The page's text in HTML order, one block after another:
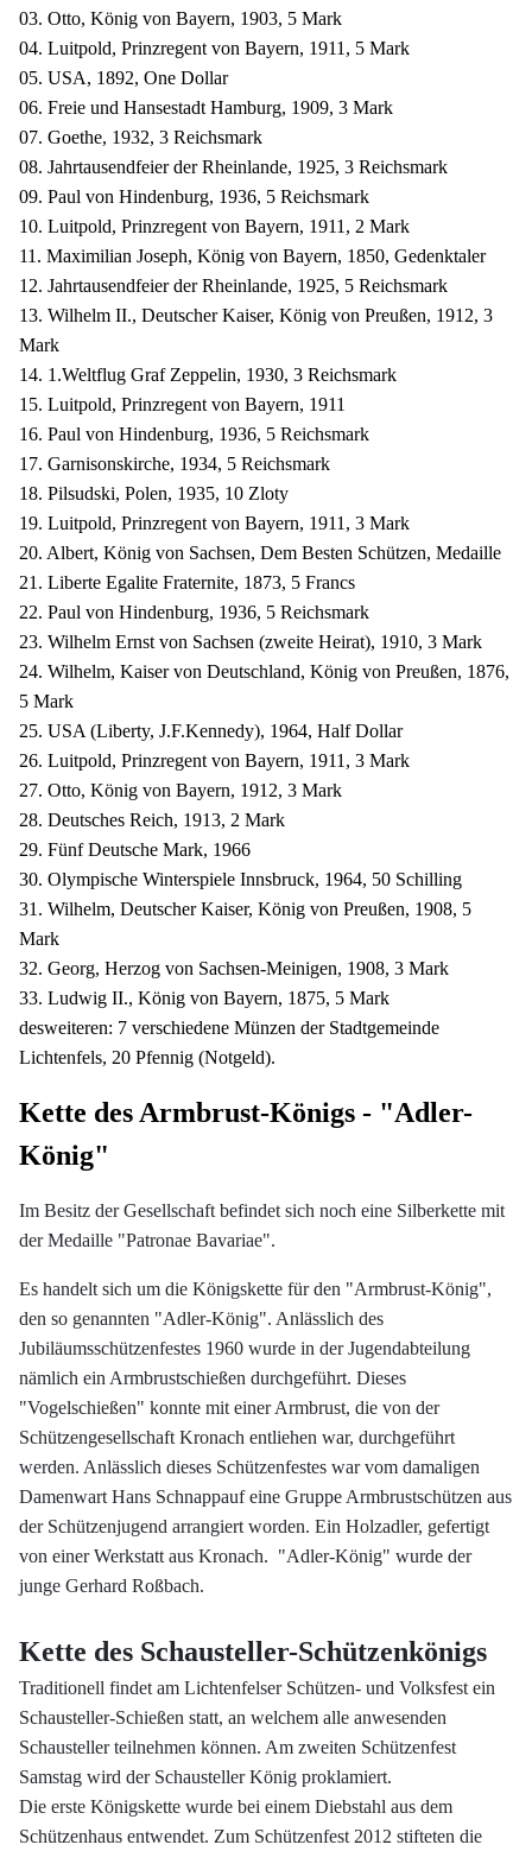
03. Otto, König von Bayern, 1903, 5 Mark
04. Luitpold, Prinzregent von Bayern, 1911, 5 Mark
05. USA, 1892, One Dollar
06. Freie und Hansestadt Hamburg, 1909, 3 Mark
07. Goethe, 1932, 3 Reichsmark
08. Jahrtausendfeier der Rheinlande, 1925, 3 Reichsmark
09. Paul von Hindenburg, 1936, 5 Reichsmark
10. Luitpold, Prinzregent von Bayern, 1911, 2 Mark
11. Maximilian Joseph, König von Bayern, 1850, Gedenktaler
12. Jahrtausendfeier der Rheinlande, 1925, 5 Reichsmark
13. Wilhelm II., Deutscher Kaiser, König von Preußen, 1912, 3
Mark
14. 1.Weltflug Graf Zeppelin, 1930, 3 Reichsmark
15. Luitpold, Prinzregent von Bayern, 1911
16. Paul von Hindenburg, 1936, 5 Reichsmark
17. Garnisonskirche, 1934, 5 Reichsmark
18. Pilsudski, Polen, 1935, 10 Zloty
19. Luitpold, Prinzregent von Bayern, 1911, 3 Mark
20. Albert, König von Sachsen, Dem Besten Schützen, Medaille
21. Liberte Egalite Fraternite, 1873, 5 Francs
22. Paul von Hindenburg, 1936, 5 Reichsmark
23. Wilhelm Ernst von Sachsen (zweite Heirat), 1910, 3 Mark
24. Wilhelm, Kaiser von Deutschland, König von Preußen, 1876,
5 Mark
25. USA (Liberty, J.F.Kennedy), 1964, Half Dollar
26. Luitpold, Prinzregent von Bayern, 1911, 3 Mark
27. Otto, König von Bayern, 1912, 3 Mark
28. Deutsches Reich, 1913, 2 Mark
29. Fünf Deutsche Mark, 1966
30. Olympische Winterspiele Innsbruck, 1964, 50 Schilling
31. Wilhelm, Deutscher Kaiser, König von Preußen, 1908, 5
Mark
32. Georg, Herzog von Sachsen-Meinigen, 1908, 3 Mark
33. Ludwig II., König von Bayern, 1875, 5 Mark
desweiteren: 7 verschiedene Münzen der Stadtgemeinde
Lichtenfels, 20 Pfennig (Notgeld).
Kette des Armbrust-Königs - "Adler-
König"
Im Besitz der Gesellschaft befindet sich noch eine Silberkette mit
der Medaille "Patronae Bavariae".
Es handelt sich um die Königskette für den "Armbrust-König",
den so genannten "Adler-König". Anlässlich des
Jubiläumsschützenfestes 1960 wurde in der Jugendabteilung
nämlich ein Armbrustschießen durchgeführt. Dieses
"Vogelschießen" konnte mit einer Armbrust, die von der
Schützengesellschaft Kronach entliehen war, durchgeführt
werden. Anlässlich dieses Schützenfestes war vom damaligen
Damenwart Hans Schnappauf eine Gruppe Armbrustschützen aus
der Schützenjugend arrangiert worden. Ein Holzadler, gefertigt
von einer Werkstatt aus Kronach. "Adler-König" wurde der
junge Gerhard Roßbach.
Kette des Schausteller-Schützenkönigs
Traditionell findet am Lichtenfelser Schützen- und Volksfest ein
Schausteller-Schießen statt, an welchem alle anwesenden
Schausteller teilnehmen können. Am zweiten Schützenfest
Samstag wird der Schausteller König proklamiert.
Die erste Königskette wurde bei einem Diebstahl aus dem
Schützenhaus entwendet. Zum Schützenfest 2012 stifteten die